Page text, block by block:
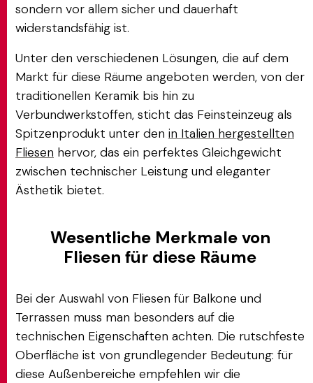
sondern vor allem sicher und dauerhaft
widerstandsfähig ist.
Unter den verschiedenen Lösungen, die auf dem
Markt für diese Räume angeboten werden, von der
traditionellen Keramik bis hin zu
Verbundwerkstoffen, sticht das Feinsteinzeug als
Spitzenprodukt unter den in Italien hergestellten
Fliesen hervor, das ein perfektes Gleichgewicht
zwischen technischer Leistung und eleganter
Ästhetik bietet.
Wesentliche Merkmale von
Fliesen für diese Räume
Bei der Auswahl von Fliesen für Balkone und
Terrassen muss man besonders auf die
technischen Eigenschaften achten. Die rutschfeste
Oberfläche ist von grundlegender Bedeutung: für
diese Außenbereiche empfehlen wir die